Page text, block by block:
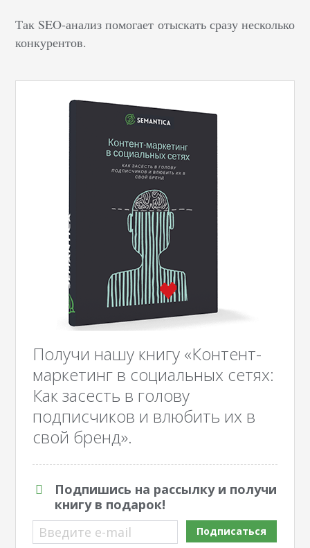
Так SEO-анализ помогает отыскать сразу несколько
конкурентов.
Получи нашу книгу «Контент-
маркетинг в социальных сетях:
Как засесть в голову
подписчиков и влюбить их в
свой бренд».
Подпишись на рассылку и получи
книгу в подарок!
Введите e-mail
Подписаться